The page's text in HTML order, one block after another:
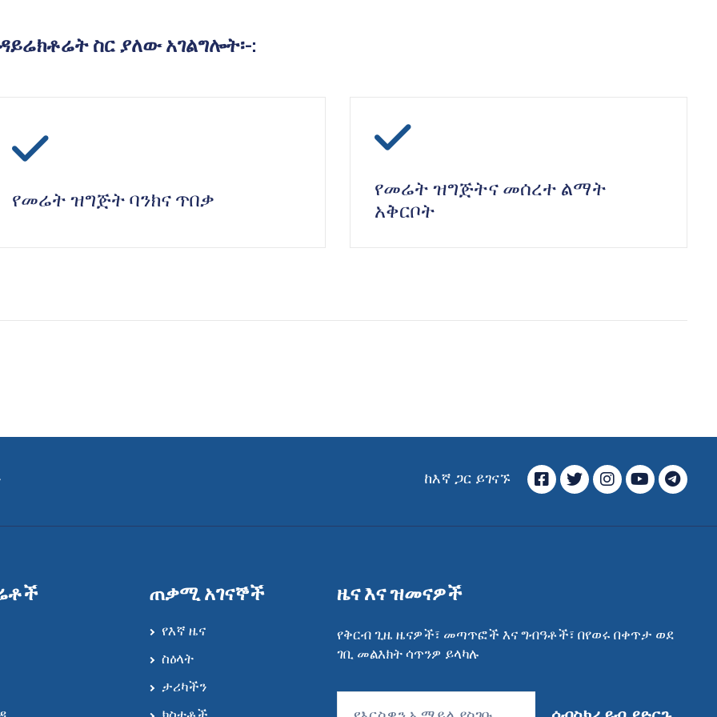
ስር ያለው አገልግሎት፡-:
icon
የመሬት ዝግጅት ባንክና ጥበቃ
icon
የመሬት ዝግጅትና መሰረተ ልማት
አቅርቦት
ከእኛ ጋር ይገናኙ ፌስቡክትዊተርኢንስታግራም
ዩ ቲዩብ
ጠቃሚ አገናኞች
የእኛ ዜና
ስዕላት
ታሪካችን
ዜና እና ዝመናዎች
የቅርብ ጊዜ ዜናዎች፣ መጣጥፎች እና ግብዓቶች፣ በየወሩ በቀጥታ ወደ
ገቢ መልእክት ሳጥንዎ ይላካሉ